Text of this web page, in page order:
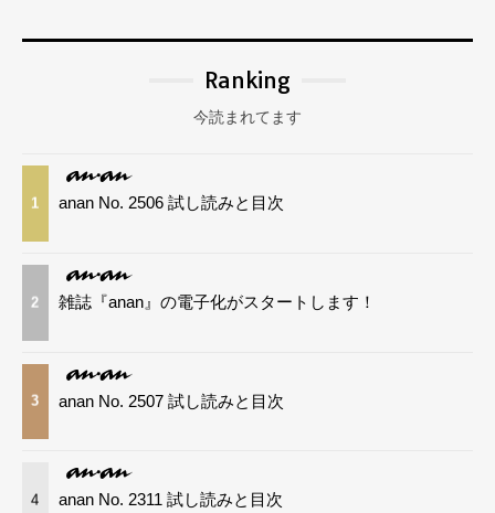
Ranking
今読まれてます
1 anan No. 2506 試し読みと目次
2 雑誌『anan』の電子化がスタートします！
3 anan No. 2507 試し読みと目次
4 anan No. 2311 試し読みと目次